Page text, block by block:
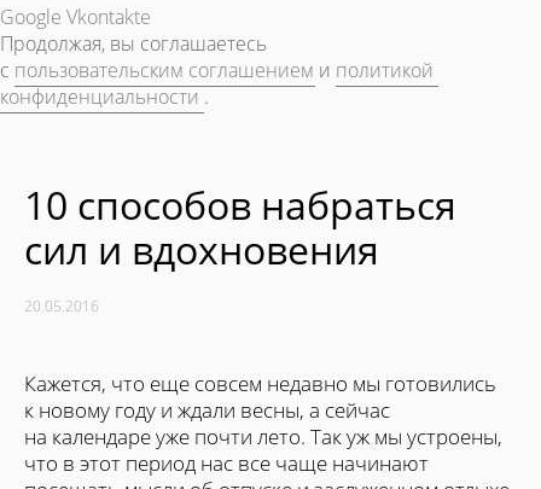
Google Vkontakte
Продолжая, вы соглашаетесь
с пользовательским соглашением и политикой
конфиденциальности .
10 способов набраться
сил и вдохновения
20.05.2016
Кажется, что еще совсем недавно мы готовились
к новому году и ждали весны, а сейчас
на календаре уже почти лето. Так уж мы устроены,
что в этот период нас все чаще начинают